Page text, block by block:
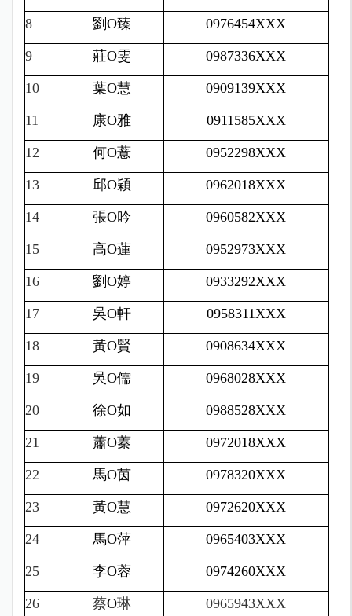
8 劉O臻 0976454XXX
9 莊O雯 0987336XXX
10 葉O慧 0909139XXX
11 康O雅 0911585XXX
12 何O薏 0952298XXX
13 邱O穎 0962018XXX
14 張O吟 0960582XXX
15 高O蓮 0952973XXX
16 劉O婷 0933292XXX
17 吳O軒 0958311XXX
18 黃O賢 0908634XXX
19 吳O儒 0968028XXX
20 徐O如 0988528XXX
21 蕭O蓁 0972018XXX
22 馬O茵 0978320XXX
23 黃O慧 0972620XXX
24 馬O萍 0965403XXX
25 李O蓉 0974260XXX
26 蔡O琳 0965943XXX